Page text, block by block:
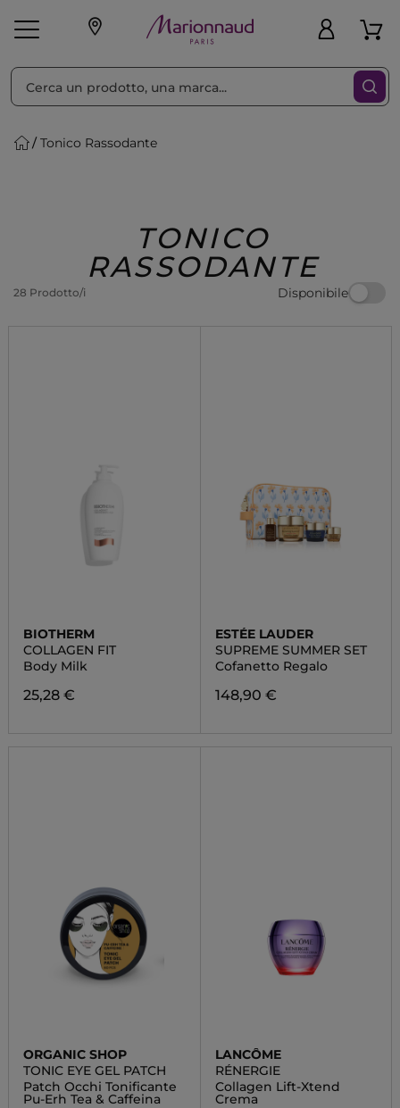
Make-up Profumi
Regalo
Tonico Rassodante
TONICO
RASSODANTE
28 Prodotto/i Disponibile
Ordina per Filtra
BIOTHERM
COLLAGEN FIT
Body Milk
25,28 €
ESTÉE LAUDER
SUPREME SUMMER SET
Cofanetto Regalo
148,90 €
ORGANIC SHOP
TONIC EYE GEL PATCH
Patch Occhi Tonificante
Pu-Erh Tea & Caffeina
LANCÔME
RÉNERGIE
Collagen Lift-Xtend
Crema